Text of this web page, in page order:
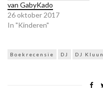
van GabyKado
26 oktober 2017
In "Kinderen"
Boekrecensie DJ DJ Kluun